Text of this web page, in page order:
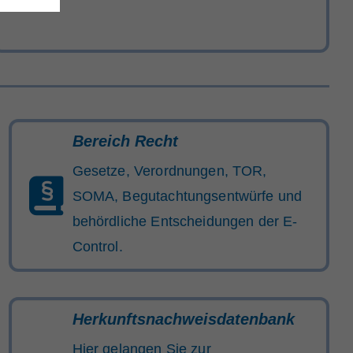
Bereich Recht
Gesetze, Verordnungen, TOR,
SOMA, Begutachtungsentwürfe und
behördliche Entscheidungen der E-
Control.
Herkunftsnachweisdatenbank
Hier gelangen Sie zur